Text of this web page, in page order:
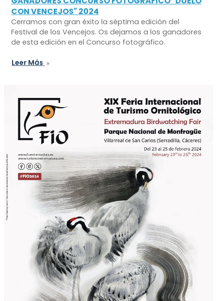
CON VENCEJOS" 2024
Cerramos con gran éxito la séptima edición del
Festival de los Vencejos. Os dejamos a los ganadores
de esta edición en el Concurso fotográfico.
Leer Más